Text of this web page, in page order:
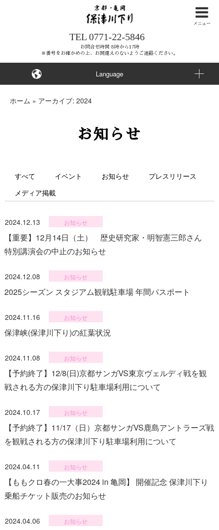
ナ
ビ
ゲ
ー
ョ
ン
ッ
メニュー
Language
TEL 0771-22-5846
お問合せ時間 8時から17時
※番号をお確かめの上、お間違えのないようご連絡ください。
ホーム » アーカイブ: 2024
お知らせ
すべて イベント お知らせ
プレスリリース
メディア掲載
2024.12.13 お知らせ
【重要】12月14日（土） 歴史研究家・明智憲三郎さん
特別講演会の中止のお知らせ
2024.12.08 お知らせ
2025シーズン スタジアム観戦駐車場 年間パスポート
2024.11.16 お知らせ
保津峡(保津川下り)の紅葉状況
2024.11.08 お知らせ
【予約終了】12/8(日)京都サンガVS東京ヴェルディ戦を観
戦される方の保津川下り駐車場利用について
2024.10.17 お知らせ
【予約終了】11/17（日）京都サンガVS鹿島アントラーズ戦
を観戦される方の保津川下り駐車場利用について
2024.04.11 お知らせ
【ももクロ春の一大事2024 in 亀岡】 開催記念 保津川下り
乗船チケット販売のお知らせ
2024.04.06 お知らせ